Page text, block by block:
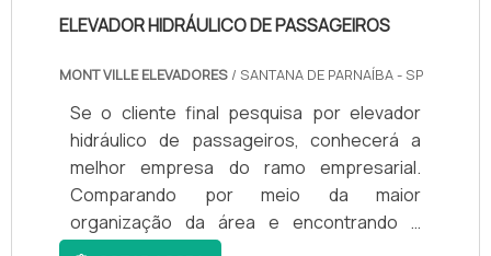
ELEVADOR HIDRÁULICO DE PASSAGEIROS
MONT VILLE ELEVADORES / SANTANA DE PARNAÍBA - SP
Se o cliente final pesquisa por elevador
hidráulico de passageiros, conhecerá a
melhor empresa do ramo empresarial.
Comparando por meio da maior
organização da área e encontrando a
melhor em qualidade e custo